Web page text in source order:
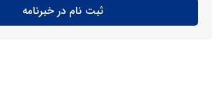
ثبت نام در خبرنامه